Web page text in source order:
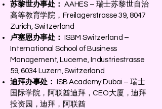
苏黎世办事处： AAHES – 瑞士苏黎世自治
高等教育学院，Freilagerstrasse 39, 8047
Zurich, Switzerland
卢塞恩办事处：
ISBM Switzerland –
International School of Business
Management, Lucerne, Industriestrasse
59, 6034 Luzern, Switzerland
迪拜办事处：
ISB Academy Dubai – 瑞士
国际学院，阿联酋迪拜，CEO大厦，迪拜
投资园，迪拜，阿联酋